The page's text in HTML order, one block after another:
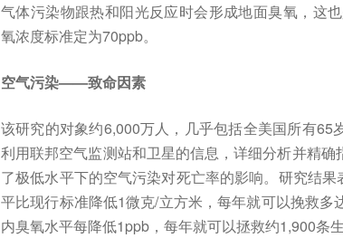
气体污染物跟热和阳光反应时会形成地面臭氧，这
氧浓度标准定为70ppb。
空气污染——致命因素
该研究的对象约6,000万人，几乎包括全美国所有65
利用联邦空气监测站和卫星的信息，详细分析并精
了极低水平下的空气污染对死亡率的影响。研究结
平比现行标准降低1微克/立方米，每年就可以挽救多
内臭氧水平每降低1ppb，每年就可以拯救约1,900条生